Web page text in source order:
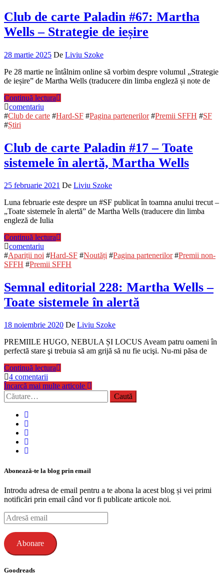
Club de carte Paladin #67: Martha
Wells – Strategie de ieșire
28 martie 2025 De Liviu Szoke
Pe 28 martie ne întâlnim online să vorbim despre volumul „Strategie
de ieșire” de Martha Wells (traducere din limba engleză și note de
Continuă lectura
comentariu
#Club de carte #Hard-SF #Pagina partenerilor#Premii SFFH #SF
#Știri
Club de carte Paladin #17 – Toate
sistemele în alertă, Martha Wells
25 februarie 2021 De Liviu Szoke
Luna februarie este despre un #SF publicat în toamna anului trecut –
„Toate sistemele în alertă” de Martha Wells (traducere din limba
engleză de Iulia
Continuă lectura
comentariu
#Apariții noi #Hard-SF #Noutăți #Pagina partenerilor#Premii non-
SFFH #Premii SFFH
Semnal editorial 228: Martha Wells –
Toate sistemele în alertă
18 noiembrie 2020 De Liviu Szoke
PREMIILE HUGO, NEBULA ȘI LOCUS Aveam patru oameni în
perfectă stare şi trebuia să am grijă să nu fie ucişi. Nu-mi păsa de
Continuă lectura
4 comentarii
Încarcă mai multe articole
Caută
după:
Abonează-te la blog prin email
Introdu adresa de email pentru a te abona la acest blog și vei primi
notificări prin email când vor fi publicate articole noi.
Adresă
email
Abonare
Goodreads